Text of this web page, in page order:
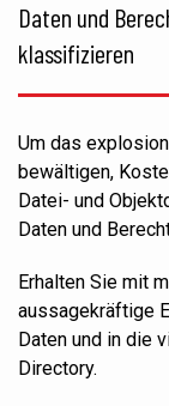
Daten und
klassifizieren
Um das
bewältigen,
Datei- und
Daten und
Erhalten Sie mit
aussagekräftige
Daten und in die
Directory.